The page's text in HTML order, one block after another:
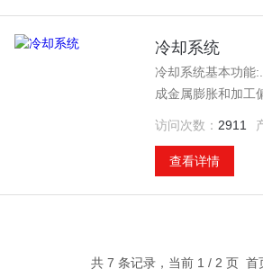
冷却系统
冷却系统基本功能
成金属膨胀和加工
访问次数： 2911
查看详情
共 7 条记录，当前 1 / 2 页